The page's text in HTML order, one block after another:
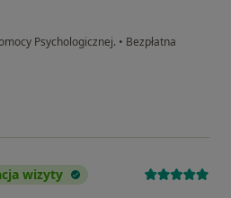
Psychologicznej. • Bezpłatna
wizyty